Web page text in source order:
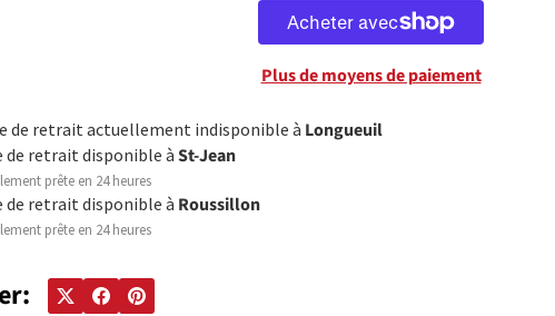
Plus de moyens de paiement
de retrait actuellement indisponible à Longueuil
de retrait disponible àSt-Jean
prête en 24 heures
de retrait disponible à Roussillon
prête en 24 heures